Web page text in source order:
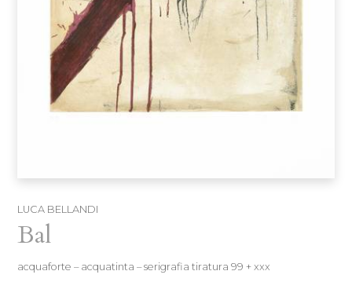
LUCA BELLANDI
Bal
acquaforte – acquatinta – serigrafia tiratura 99 + xxx